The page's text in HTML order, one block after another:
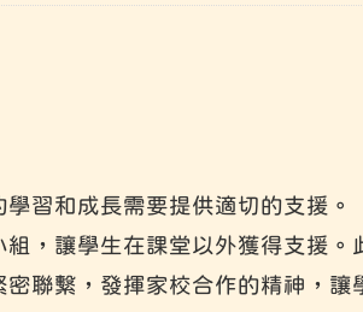
習和成長需要提供適切的支援。
，讓學生在課堂以外獲得支援
聯繫，發揮家校合作的精神，讓